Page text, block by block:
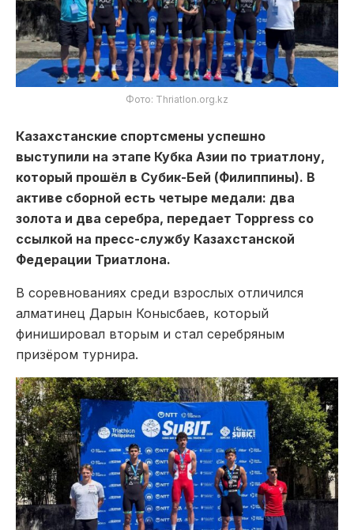
Фото: Thriatlon.org.kz
Казахстанские спортсмены успешно
выступили на этапе Кубка Азии по триатлону,
который прошёл в Субик-Бей (Филиппины). В
активе сборной есть четыре медали: два
золота и два серебра, передает Toppress со
ссылкой на пресс-службу Казахстанской
Федерации Триатлона.
В соревнованиях среди взрослых отличился
алматинец Дарын Конысбаев, который
финишировал вторым и стал серебряным
призёром турнира.